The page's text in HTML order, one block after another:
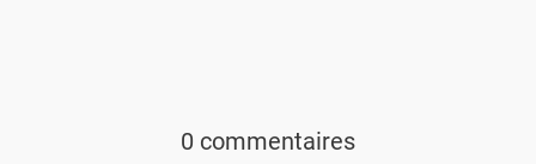
0 commentaires